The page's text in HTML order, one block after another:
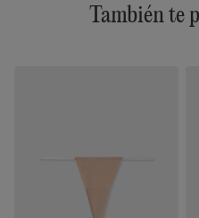
También te